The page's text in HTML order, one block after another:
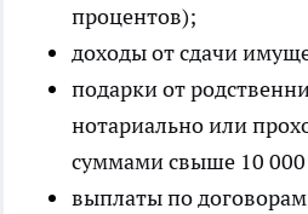
процентов);
доходы от сдачи
подарки от
нотариально или
суммами свыше 10 000
выплаты по